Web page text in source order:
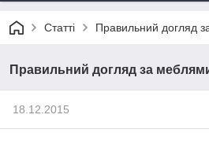
Статті Правильний догляд
Правильний догляд за
18.12.2015